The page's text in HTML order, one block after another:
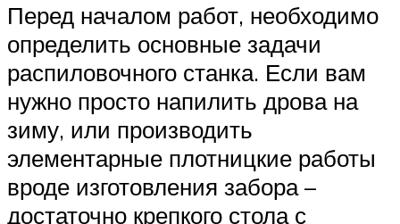
Перед началом работ, необходимо
определить основные задачи
распиловочного станка. Если вам
нужно просто напилить дрова на
зиму, или производить
элементарные плотницкие работы
вроде изготовления забора –
достаточно крепкого стола с